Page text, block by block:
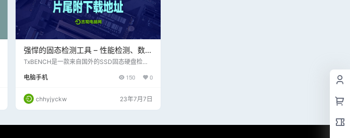
强悍的固态检测工具 – 性能检测、数据
檫除、固件升级等功能，片尾附下载地
TxBENCH是一款来自国外的SSD固态硬盘检测
D，HDD和其他驱动器的存储性能；除了拥有基
看每个驱动器支持的功能，可以根据指定的访问
模式和长周期速度测量执行详细的速度测量等等
功能非常的强大！
电脑手机 150 0
chhyjyckw 23年7月7日